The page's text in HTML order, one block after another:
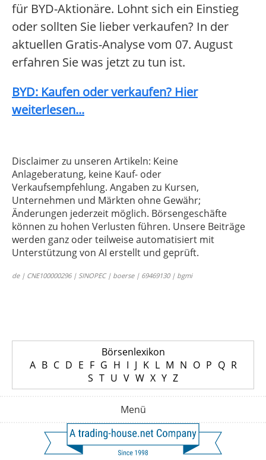
für BYD-Aktionäre. Lohnt sich ein Einstieg
oder sollten Sie lieber verkaufen? In der
aktuellen Gratis-Analyse vom 07. August
erfahren Sie was jetzt zu tun ist.
BYD: Kaufen oder verkaufen? Hier
weiterlesen...
Disclaimer zu unseren Artikeln: Keine
Anlageberatung, keine Kauf- oder
Verkaufsempfehlung. Angaben zu Kursen,
Unternehmen und Märkten ohne Gewähr;
Änderungen jederzeit möglich. Börsengeschäfte
können zu hohen Verlusten führen. Unsere Beiträge
werden ganz oder teilweise automatisiert mit
Unterstützung von AI erstellt und geprüft.
de | CNE100000296 | SINOPEC | boerse | 69469130 | bgmi
Börsenlexikon
A B C D E F G H I J K L M N O P Q R
S T U V W X Y Z
Menü